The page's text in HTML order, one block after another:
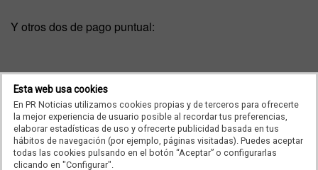
Y otros dos de pago puntual:
Gurú Exprés, que ofrece, 30 euros, servicio en remoto para
solucionar una incidencia ocasional.
Gurú en tu casa, que el cliente puede solicitar cuando
Esta web usa cookies
En PR Noticias utilizamos cookies propias y de terceros para ofrecerte
la mejor experiencia de usuario posible al recordar tus preferencias,
elaborar estadísticas de uso y ofrecerte publicidad basada en tus
hábitos de navegación (por ejemplo, páginas visitadas). Puedes aceptar
todas las cookies pulsando en el botón “Aceptar” o configurarlas
clicando en "Configurar".